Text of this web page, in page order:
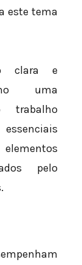
este tema
clara e
uma
trabalho
pelo